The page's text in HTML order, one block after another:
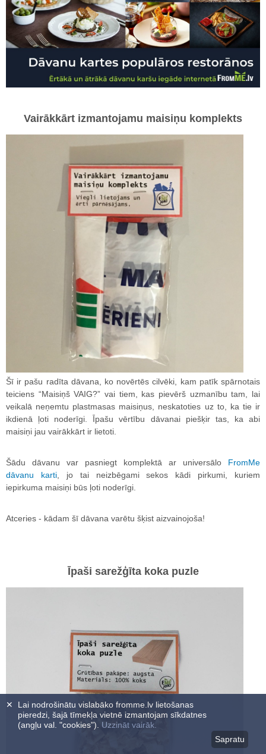
Vairākkārt izmantojamu maisiņu komplekts
Šī ir pašu radīta dāvana, ko novērtēs cilvēki, kam patīk spārnotais
teiciens “Maisiņš VAIG?” vai tiem, kas pievērš uzmanību tam, lai
veikalā neņemtu plastmasas maisiņus, neskatoties uz to, ka tie ir
ikdienā ļoti noderīgi. Īpašu vērtību dāvanai piešķir tas, ka abi
maisiņi jau vairākkārt ir lietoti.
Šādu dāvanu var pasniegt komplektā ar universālo FromMe
dāvanu karti, jo tai neizbēgami sekos kādi pirkumi, kuriem
iepirkuma maisiņi būs ļoti noderīgi.
Atceries - kādam šī dāvana varētu šķist aizvainojoša!
Īpaši sarežģīta koka puzle
Lai nodrošinātu vislabāko fromme.lv lietošanas
pieredzi, šajā tīmekļa vietnē izmantojam sīkdatnes
(angļu val. "cookies"). Uzzināt vairāk.
Sapratu
✕